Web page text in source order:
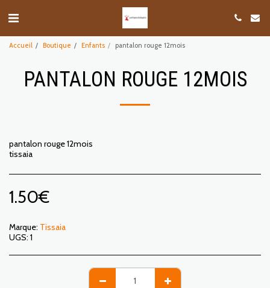
Accueil Boutique Enfants pantalon rouge 12mois
PANTALON ROUGE 12MOIS
pantalon rouge 12mois
tissaia
1.50€
Marque: Tissaia
UGS: 1